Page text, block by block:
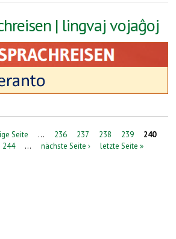
| lingvaj vojaĝoj
Seite … 236 237 238 239
240
244 … nächste Seite › letzte Seite »